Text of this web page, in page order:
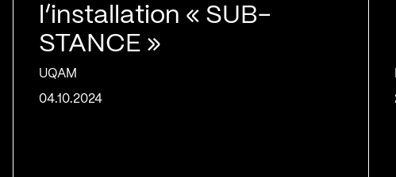
l’installation « SUB-
STANCE »
UQAM
04.10.2024